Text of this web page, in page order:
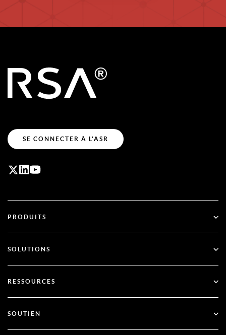
SE CONNECTER À L'ASR
PRODUITS
SecurID
SOLUTIONS
Authentification multifactorielle
RESSOURCES
Blog
SOUTIEN